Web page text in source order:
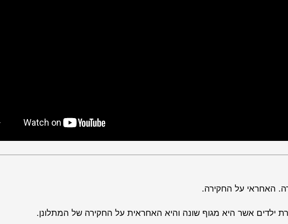
האחראי על החקירה.
ילדים אשר היא מגוף שונה והיא האחראית על החקירה של המתלונן.